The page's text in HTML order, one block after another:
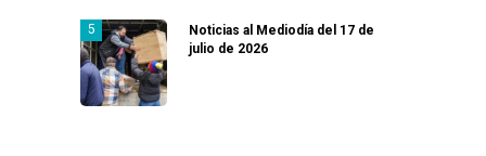
Noticias al Mediodía del 17 de
julio de 2026